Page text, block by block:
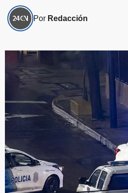
Por Redacción